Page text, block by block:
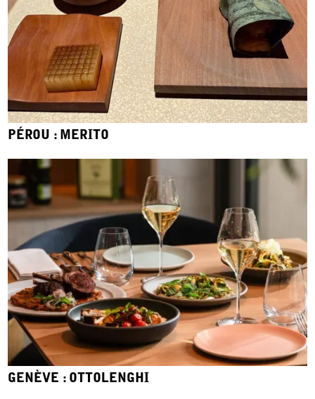
PÉROU : MERITO
GENÈVE : OTTOLENGHI